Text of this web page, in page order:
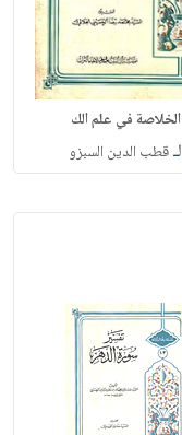
الخلاصة في علم الك
لـقطب الدين السبزو